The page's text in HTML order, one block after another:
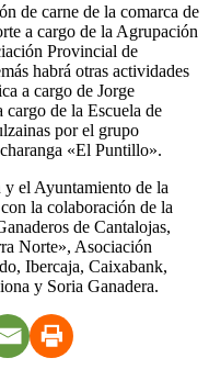
de carne de la comarca de
a cargo de la Agrupación
Provincial de
habrá otras actividades
a cargo de Jorge
cargo de la Escuela de
por el grupo
«El Puntillo».
el Ayuntamiento de la
la colaboración de la
de Cantalojas,
Norte», Asociación
Ibercaja, Caixabank,
y Soria Ganadera.